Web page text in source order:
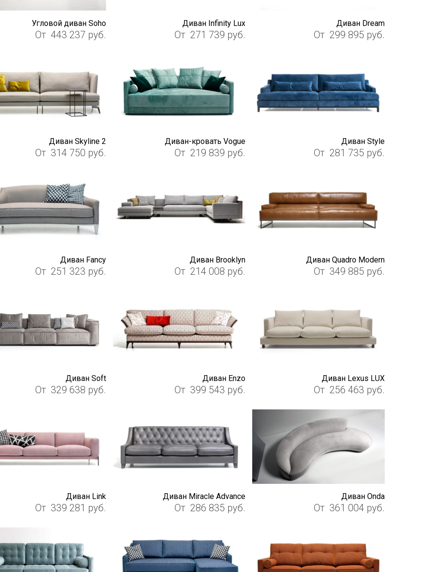
Угловой диван Soho
От 443 237 руб.
Диван Infinity Lux
От 271 739 руб.
Диван Dream
От 299 895 руб.
Диван Skyline 2
От 314 750 руб.
Диван-кровать Vogue
От 219 839 руб.
Диван Style
От 281 735 руб.
Диван Fancy
От 251 323 руб.
Диван Brooklyn
От 214 008 руб.
Диван Quadro Modern
От 349 885 руб.
Диван Soft
От 329 638 руб.
Диван Enzo
От 399 543 руб.
Диван Lexus LUX
От 256 463 руб.
Диван Link
От 339 281 руб.
Диван Miracle Advance
От 286 835 руб.
Диван Onda
От 361 004руб.